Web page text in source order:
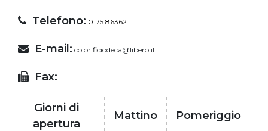
Telefono: 0175 86362
E-mail: colorificiodeca@libero.it
Fax:
Giorni di
apertura
Mattino Pomeriggio